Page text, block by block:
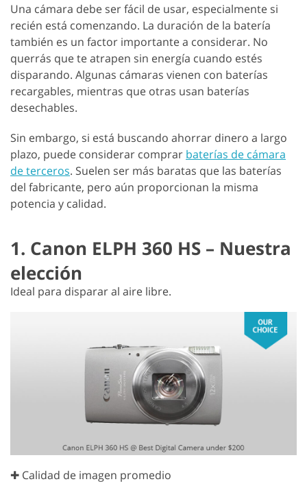
Una cámara debe ser fácil de usar, especialmente si
recién está comenzando. La duración de la batería
también es un factor importante a considerar. No
querrás que te atrapen sin energía cuando estés
disparando. Algunas cámaras vienen con baterías
recargables, mientras que otras usan baterías
desechables.
Sin embargo, si está buscando ahorrar dinero a largo
plazo, puede considerar comprar baterías de cámara
de terceros. Suelen ser más baratas que las baterías
del fabricante, pero aún proporcionan la misma
potencia y calidad.
1. Canon ELPH 360 HS – Nuestra
elección
Ideal para disparar al aire libre.
✚ Calidad de imagen promedio